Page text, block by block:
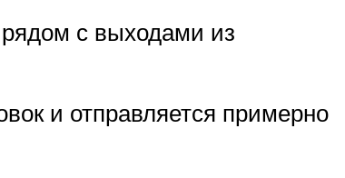
рядом с выходами из
и отправляется примерно